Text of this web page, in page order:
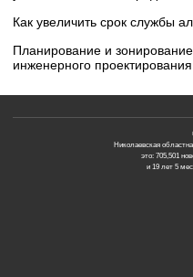
Как увеличить срок службы
Планирование и
инженерного
Николаевская
это: 705,501
и 19 лет 5